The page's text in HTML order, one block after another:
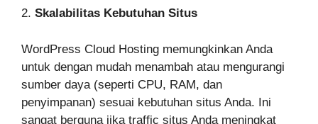
2. Skalabilitas Kebutuhan Situs
WordPress Cloud Hosting memungkinkan Anda
untuk dengan mudah menambah atau mengurangi
sumber daya (seperti CPU, RAM, dan
penyimpanan) sesuai kebutuhan situs Anda. Ini
sangat berguna jika traffic situs Anda meningkat